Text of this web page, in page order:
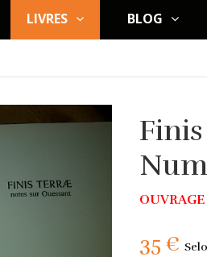
LIVRES BLOG
35 €